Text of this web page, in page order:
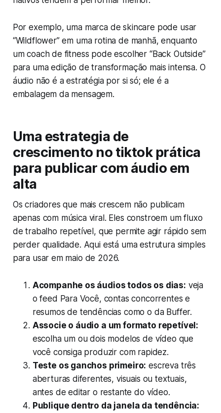
Por exemplo, uma marca de skincare pode usar
“Wildflower” em uma rotina de manhã, enquanto
um coach de fitness pode escolher “Back Outside”
para uma edição de transformação mais intensa. O
áudio não é a estratégia por si só; ele é a
embalagem da mensagem.
Uma estrategia de
crescimento no tiktok prática
para publicar com áudio em
alta
Os criadores que mais crescem não publicam
apenas com música viral. Eles constroem um fluxo
de trabalho repetível, que permite agir rápido sem
perder qualidade. Aqui está uma estrutura simples
para usar em maio de 2026.
Acompanhe os áudios todos os dias: veja
o feed Para Você, contas concorrentes e
resumos de tendências como o da Buffer.
Associe o áudio a um formato repetível:
escolha um ou dois modelos de vídeo que
você consiga produzir com rapidez.
Teste os ganchos primeiro: escreva três
aberturas diferentes, visuais ou textuais,
antes de editar o restante do vídeo.
Publique dentro da janela da tendência: